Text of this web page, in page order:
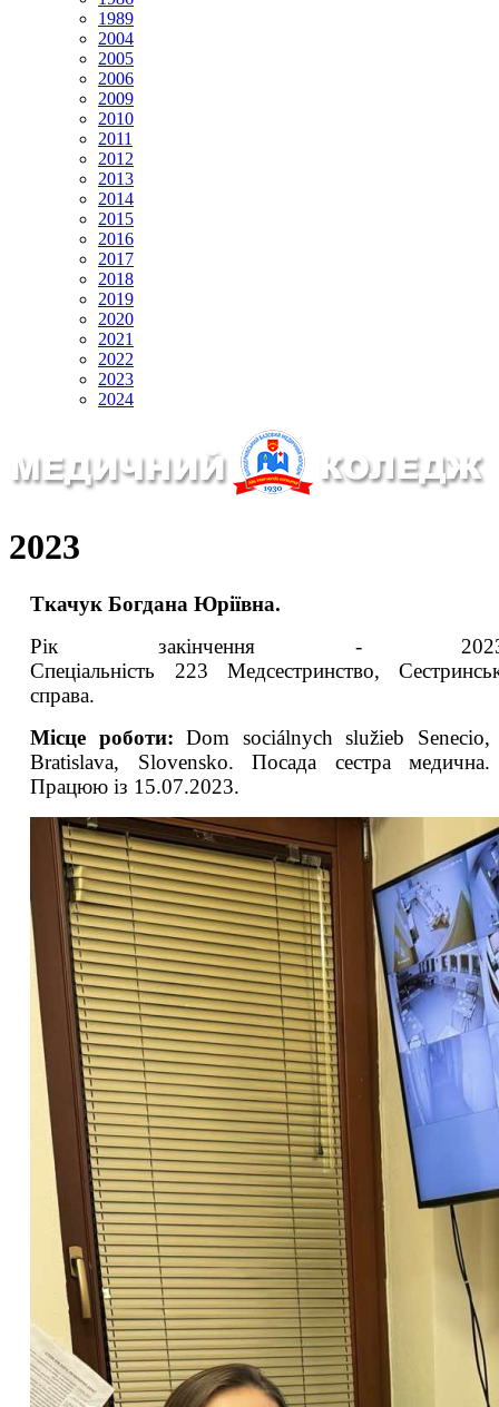
1989
2004
2005
2006
2009
2010
2011
2012
2013
2014
2015
2016
2017
2018
2019
2020
2021
2022
2023
2024
2023
Ткачук Богдана Юріївна.
Рік закінчення -
Спеціальність 223 Медсестринство,
справа.
Місце роботи: Dom sociálnych služieb Senecio,
Bratislava, Slovensko. Посада сестра медична.
Працюю із 15.07.2023.